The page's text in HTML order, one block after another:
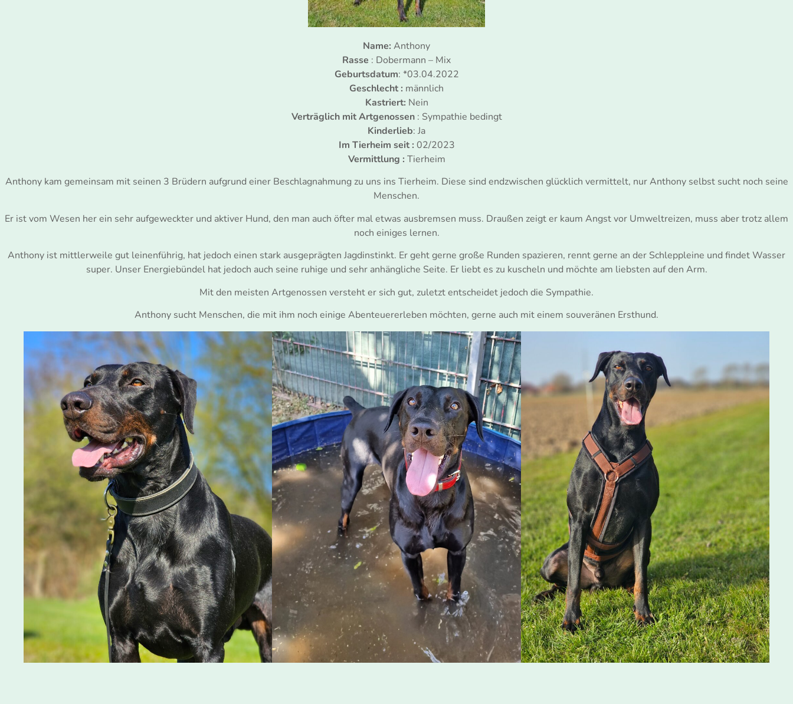
Name: Anthony
Rasse : Dobermann – Mix
Geburtsdatum: *03.04.2022
Geschlecht : männlich
Kastriert: Nein
Verträglich mit Artgenossen : Sympathie bedingt
Kinderlieb: Ja
Im Tierheim seit : 02/2023
Vermittlung : Tierheim
Anthony kam gemeinsam mit seinen 3 Brüdern aufgrund einer Beschlagnahmung zu uns ins Tierheim. Diese sind endzwischen glücklich vermittelt, nur Anthony selbst sucht noch seine
Menschen.
Er ist vom Wesen her ein sehr aufgeweckter und aktiver Hund, den man auch öfter mal etwas ausbremsen muss. Draußen zeigt er kaum Angst vor Umweltreizen, muss aber trotz allem
noch einiges lernen.
Anthony ist mittlerweile gut leinenführig, hat jedoch einen stark ausgeprägten Jagdinstinkt. Er geht gerne große Runden spazieren, rennt gerne an der Schleppleine und findet Wasser
super. Unser Energiebündel hat jedoch auch seine ruhige und sehr anhängliche Seite. Er liebt es zu kuscheln und möchte am liebsten auf den Arm.
Mit den meisten Artgenossen versteht er sich gut, zuletzt entscheidet jedoch die Sympathie.
Anthony sucht Menschen, die mit ihm noch einige Abenteuererleben möchten, gerne auch mit einem souveränen Ersthund.